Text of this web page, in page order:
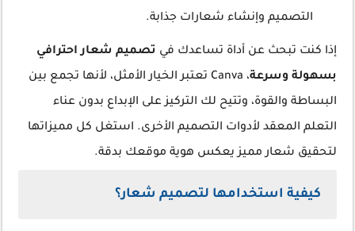
التصميم وإنشاء شعارات جذابة.
إذا كنت تبحث عن أداة تساعدك في تصميم شعار احترافي
بسهولة وسرعة
، Canva تعتبر الخيار الأمثل، لأنها تجمع بين
البساطة والقوة، وتتيح لك التركيز على الإبداع بدون عناء
التعلم المعقد لأدوات التصميم الأخرى. استغل كل مميزاتها
لتحقيق شعار مميز يعكس هوية موقعك بدقة.
كيفية استخدامها لتصميم شعار؟